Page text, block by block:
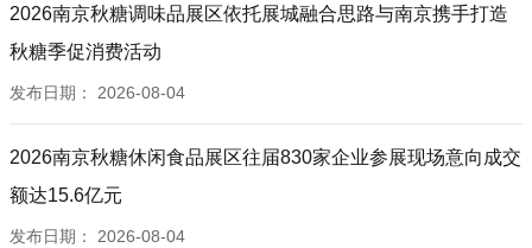
2026南京秋糖调味品展区依托展城融合思路与南京携手打造
秋糖季促消费活动
发布日期： 2026-08-04
2026南京秋糖休闲食品展区往届830家企业参展现场意向成交
额达15.6亿元
发布日期： 2026-08-04